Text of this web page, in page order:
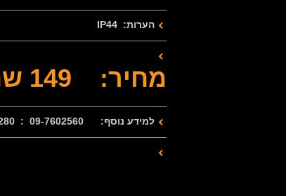
הערות: IP44
מחיר: 149 שח
למידע נוסף: 09-7602560 : 077-2122280